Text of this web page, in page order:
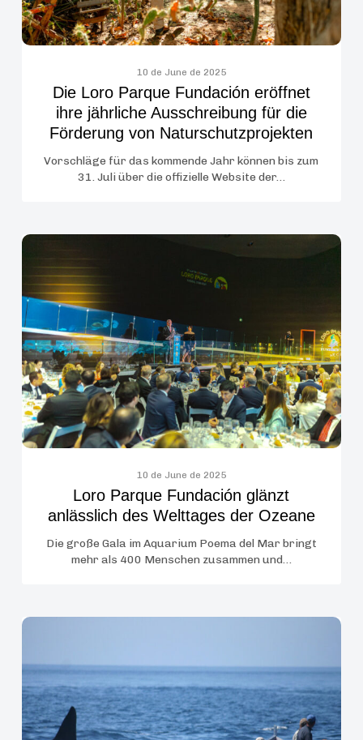
für
die
von
Naturschutzprojekten
10 de June de 2025
Die Loro Parque Fundación eröffnet
ihre jährliche Ausschreibung für die
Förderung von Naturschutzprojekten
Vorschläge für das kommende Jahr können bis zum
31. Juli über die offizielle Website der…
Fundación
anlässlich
des
Welttages
der
Ozeane
10 de June de 2025
Loro Parque Fundación glänzt
anlässlich des Welttages der Ozeane
Die große Gala im Aquarium Poema del Mar bringt
mehr als 400 Menschen zusammen und…
Parque
Stiftung
beteiligt
sich